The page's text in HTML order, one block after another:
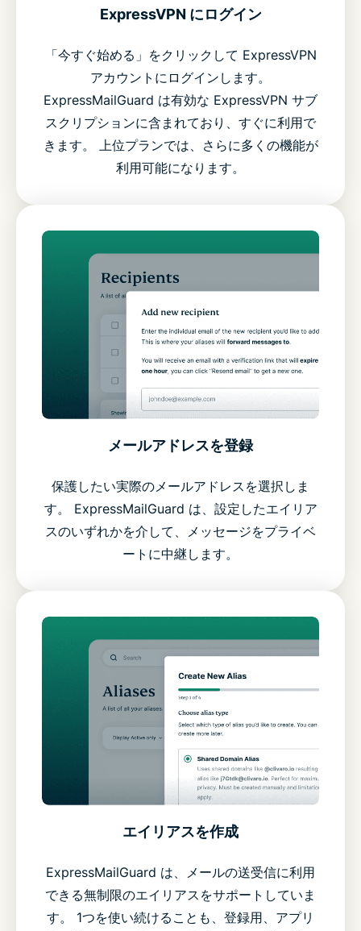
ExpressVPN にログイン
「今すぐ始める」をクリックして ExpressVPN
アカウントにログインします。
ExpressMailGuard は有効な ExpressVPN サブ
スクリプションに含まれており、すぐに利用で
きます。 上位プランでは、さらに多くの機能が
利用可能になります。
メールアドレスを登録
保護したい実際のメールアドレスを選択しま
す。 ExpressMailGuard は、設定したエイリア
スのいずれかを介して、メッセージをプライベ
ートに中継します。
エイリアスを作成
ExpressMailGuard は、メールの送受信に利用
できる無制限のエイリアスをサポートしていま
す。 1つを使い続けることも、登録用、アプリ